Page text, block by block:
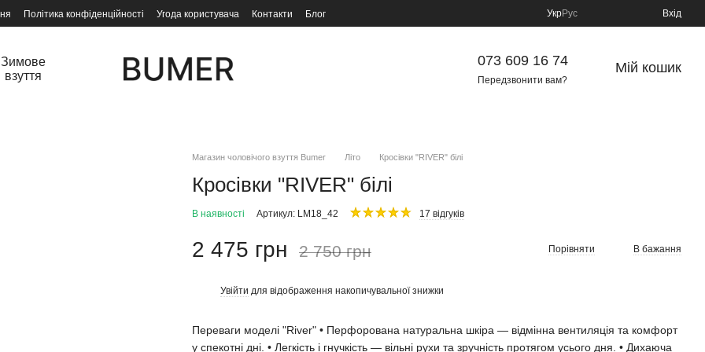
Політика конфіденційності Угода користувача Контакти Блог УкрРус Вхід
Зимове
взуття
073 609 16 74
Передзвонити вам?
Мій кошик
Магазин чоловічого взуття Bumer Літо Кросівки "RIVER" білі
Кросівки "RIVER" білі
В наявності Артикул: LM18_42 17 відгуків
2 475 грн 2 750 грн Порівняти В бажання
Увійти для відображення накопичувальної знижки
Переваги моделі "River" • Перфорована натуральна шкіра — відмінна вентиляція та комфорт
у спекотні дні. • Легкість і гнучкість — вільні рухи та зручність протягом усього дня. • Дихаюча